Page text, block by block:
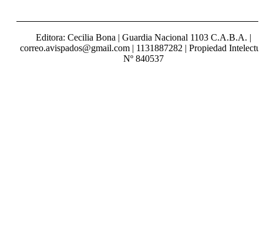
Editora: Cecilia Bona | Guardia Nacional 1103 C.A.B.A. |
correo.avispados@gmail.com | 1131887282 | Propiedad
Nº 840537